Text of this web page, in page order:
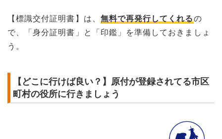
【標識交付証明書】は、 無料で再発行してくれるの
で、「身分証明書」と「印鑑」を準備しておきましょ
う。
【どこに行けば良い？】原付が登録されてる市区
町村の役所に行きましょう